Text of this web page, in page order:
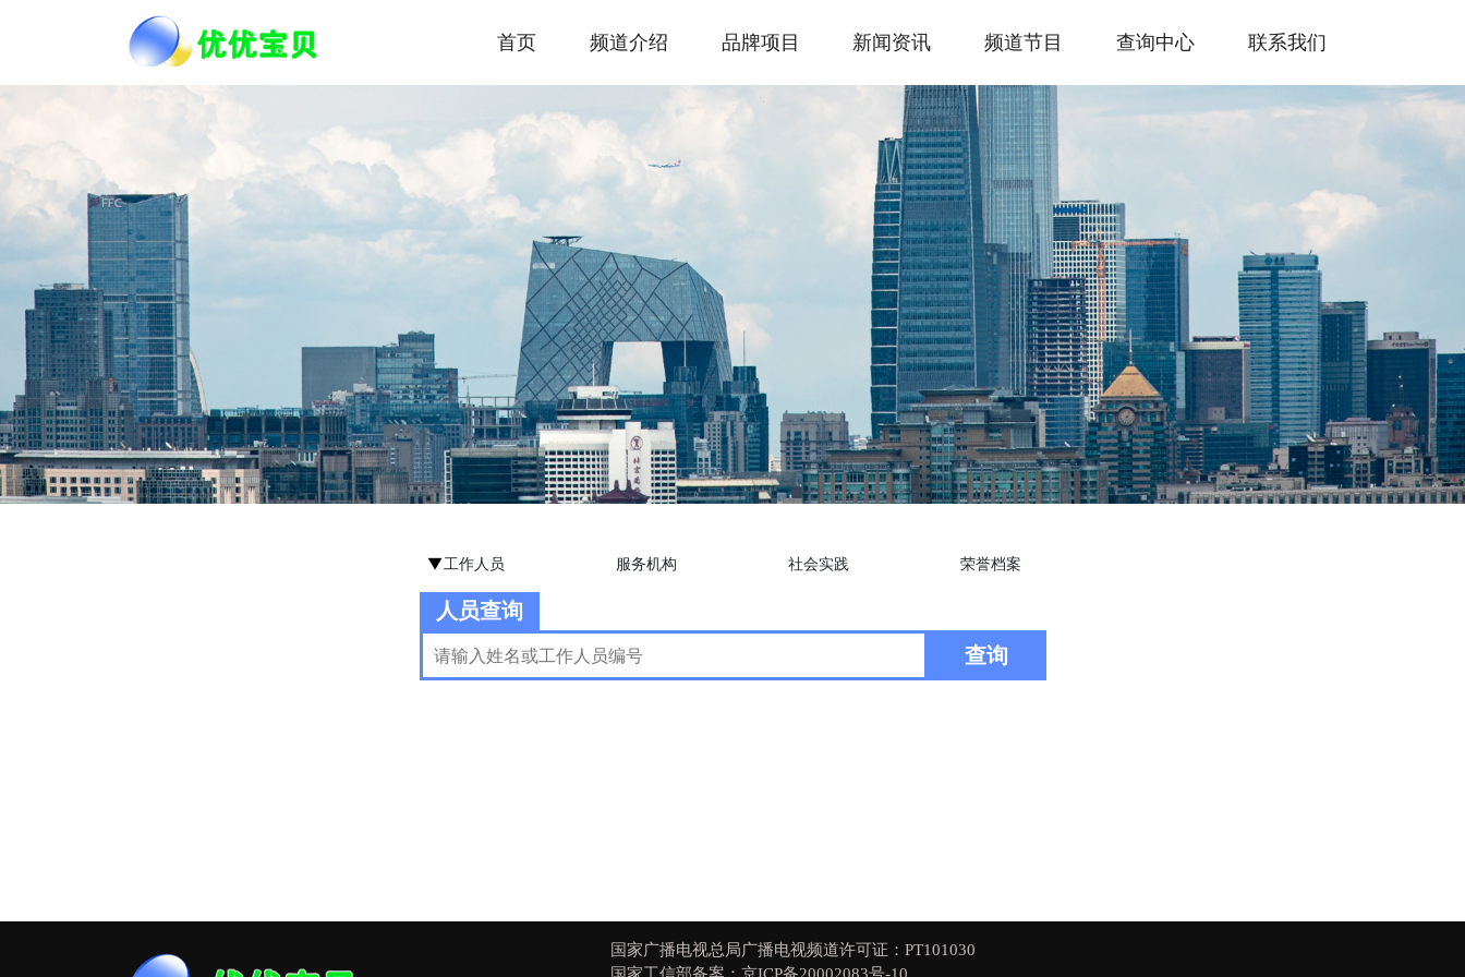
首页 频道介绍 品牌项目 新闻资讯 频道节目 查询中心 联系我们
工作人员 服务机构 社会实践 荣誉档案
人员查询
查询
国家广播电视总局广播电视频道许可证：PT101030